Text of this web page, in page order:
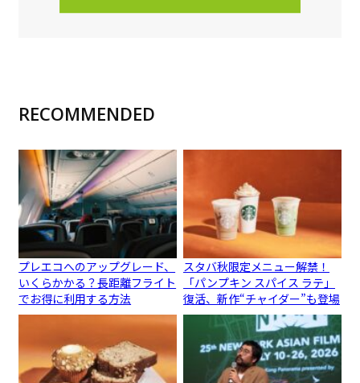
RECOMMENDED
プレエコへのアップグレード、
いくらかかる？長距離フライト
でお得に利用する方法
スタバ秋限定メニュー解禁！
「パンプキン スパイス ラテ」
復活、新作“チャイダー”も登場